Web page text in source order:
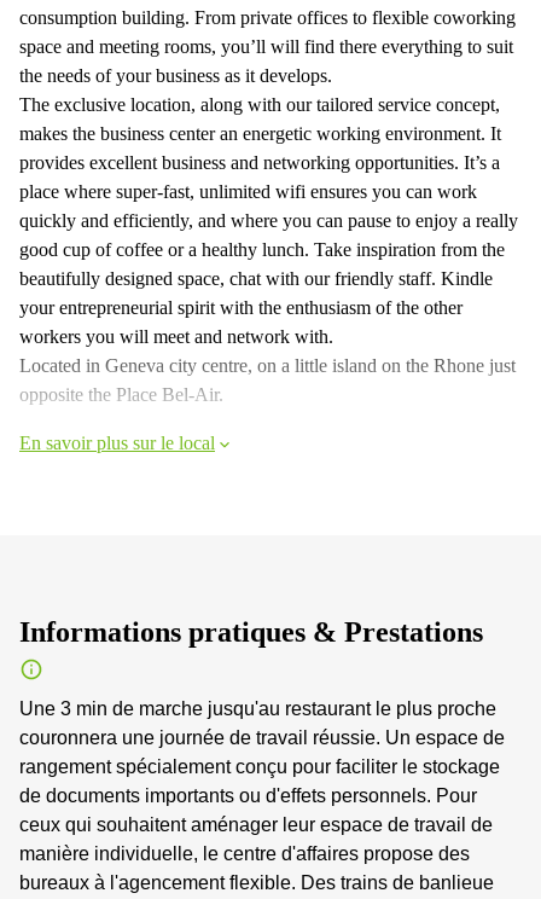
consumption building. From private offices to flexible coworking
space and meeting rooms, you’ll will find there everything to suit
the needs of your business as it develops.
The exclusive location, along with our tailored service concept,
makes the business center an energetic working environment. It
provides excellent business and networking opportunities. It’s a
place where super-fast, unlimited wifi ensures you can work
quickly and efficiently, and where you can pause to enjoy a really
good cup of coffee or a healthy lunch. Take inspiration from the
beautifully designed space, chat with our friendly staff. Kindle
your entrepreneurial spirit with the enthusiasm of the other
workers you will meet and network with.
Located in Geneva city centre, on a little island on the Rhone just
opposite the Place Bel-Air.
En savoir plus sur le local
Informations pratiques & Prestations
Une 3 min de marche jusqu'au restaurant le plus proche
couronnera une journée de travail réussie. Un espace de
rangement spécialement conçu pour faciliter le stockage
de documents importants ou d'effets personnels. Pour
ceux qui souhaitent aménager leur espace de travail de
manière individuelle, le centre d'affaires propose des
bureaux à l'agencement flexible. Des trains de banlieue